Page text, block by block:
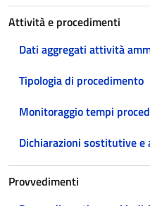
Attività e procedimenti
Dati aggregati attività
Tipologia di procedimento
Monitoraggio tempi
Dichiarazioni sostitutive e
Provvedimenti